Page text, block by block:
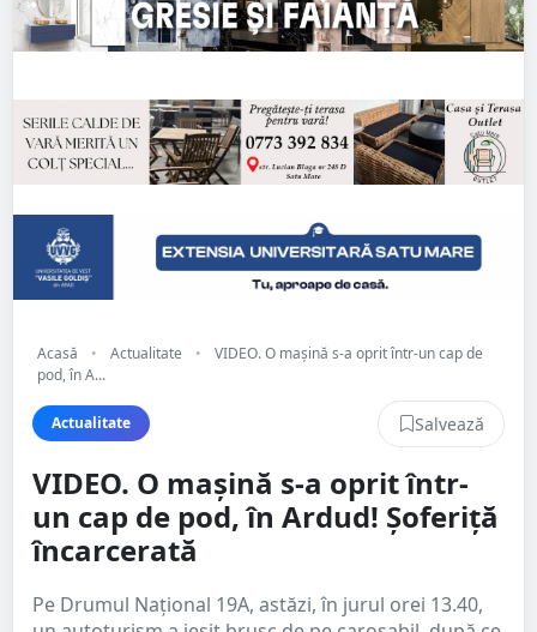
Acasă • Actualitate •
VIDEO. O mașină s-a oprit într-un cap de
pod, în A...
Actualitate Salvează
VIDEO. O mașină s-a oprit într-
un cap de pod, în Ardud! Șoferiță
încarcerată
Pe Drumul Național 19A, astăzi, în jurul orei 13.40,